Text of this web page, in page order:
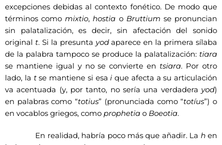
excepciones debidas al contexto fonético. De modo que
términos como mixtio, hostia o Bruttium se pronuncian
sin palatalización, es decir, sin afectación del sonido
original t. Si la presunta yodaparece en la primera sílaba
de la palabra tampoco se produce la palatalización: tiara
se mantiene igual y no se convierte en tsiara. Por otro
lado, la tse mantiene si esa i que afecta a su articulación
va acentuada (y, por tanto, no sería una verdadera yod)
en palabras como “totius” (pronunciada como “totíus”) o
en vocablos griegos, como prophetia o Boeotia.
En realidad, habría poco más que añadir. La h en